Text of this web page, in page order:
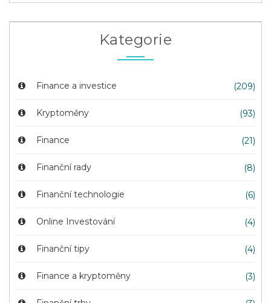
Kategorie
Finance a investice (209)
Kryptoměny (93)
Finance (21)
Finanční rady (8)
Finanční technologie (6)
Online Investování (4)
Finanční tipy (4)
Finance a kryptoměny (3)